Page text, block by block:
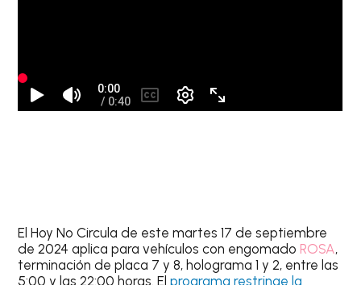
ElHoy No Circula de estemartes 17 de septiembre
de 2024 aplica para vehículoscon engomado ROSA,
terminación de placa 7 y 8, holograma 1 y 2, entre las
5:00 y las 22:00 horas. Elprograma restringe la